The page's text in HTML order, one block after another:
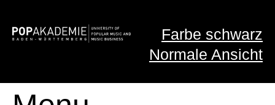
Farbe schwarz
Normale Ansicht